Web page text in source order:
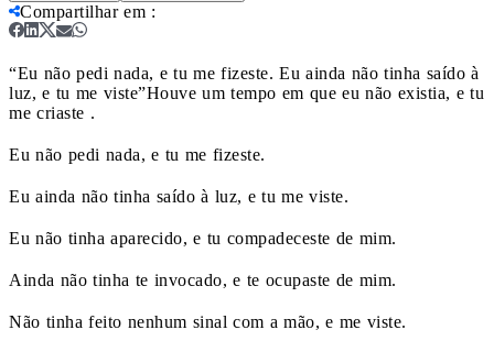
Compartilhar em :
“Eu não pedi nada, e tu me fizeste. Eu ainda não tinha saído à
luz, e tu me viste”Houve um tempo em que eu não existia, e tu
me criaste .
Eu não pedi nada, e tu me fizeste.
Eu ainda não tinha saído à luz, e tu me viste.
Eu não tinha aparecido, e tu compadeceste de mim.
Ainda não tinha te invocado, e te ocupaste de mim.
Não tinha feito nenhum sinal com a mão, e me viste.